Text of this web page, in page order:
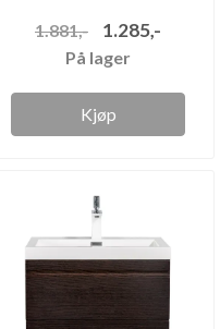
1.881,- 1.285,-
På lager
Kjøp